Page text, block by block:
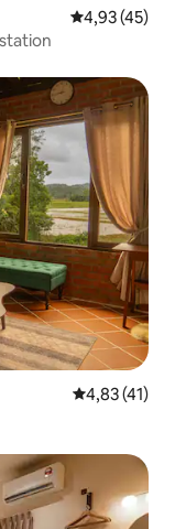
4,93 (45)
4,83 (41)